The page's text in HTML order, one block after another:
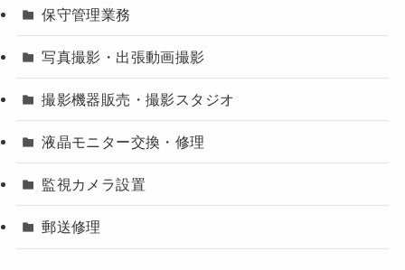
保守管理業務
写真撮影・出張動画撮影
撮影機器販売・撮影スタジオ
液晶モニター交換・修理
監視カメラ設置
郵送修理